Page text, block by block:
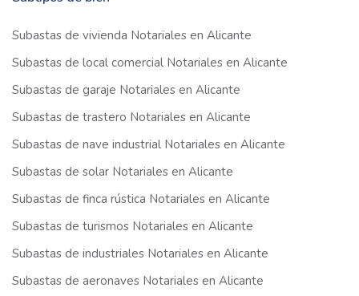
Subastas de vivienda Notariales en Alicante
Subastas de local comercial Notariales en Alicante
Subastas de garaje Notariales en Alicante
Subastas de trastero Notariales en Alicante
Subastas de nave industrial Notariales en Alicante
Subastas de solar Notariales en Alicante
Subastas de finca rústica Notariales en Alicante
Subastas de turismos Notariales en Alicante
Subastas de industriales Notariales en Alicante
Subastas de aeronaves Notariales en Alicante